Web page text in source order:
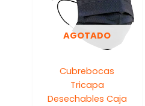
AGOTADO
Cubrebocas
Tricapa
Desechables Caja